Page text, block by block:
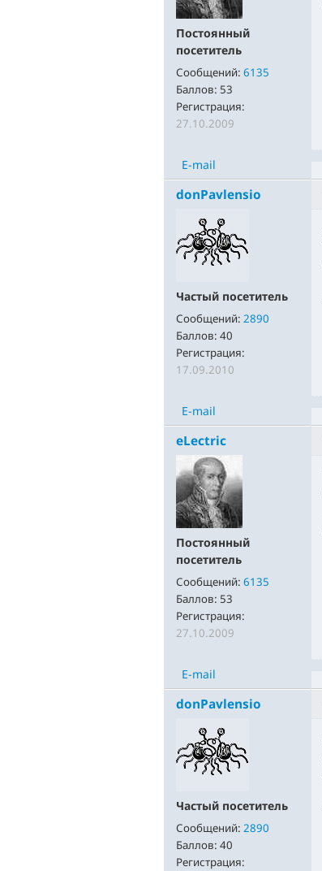
Постоянный
посетитель
Сообщений: 6135
Баллов: 53
Регистрация:
27.10.2009
E-mail
donPavlensio
Частый посетитель
Сообщений: 2890
Баллов: 40
Регистрация:
17.09.2010
E-mail
eLectric
Постоянный
посетитель
Сообщений: 6135
Баллов: 53
Регистрация:
27.10.2009
E-mail
donPavlensio
Частый посетитель
Сообщений: 2890
Баллов: 40
Регистрация: